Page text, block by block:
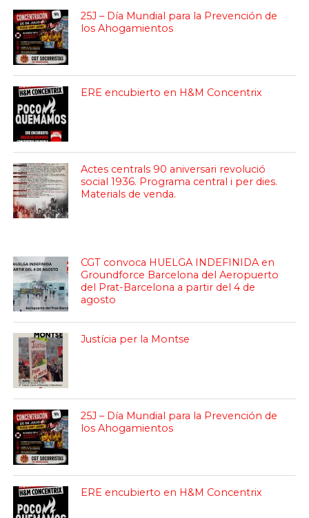
25J – Día Mundial para la Prevención de
los Ahogamientos
ERE encubierto en H&M Concentrix
Actes centrals 90 aniversari revolució
social 1936. Programa central i per dies.
Materials de venda.
CGT convoca HUELGA INDEFINIDA en
Groundforce Barcelona del Aeropuerto
del Prat-Barcelona a partir del 4 de
agosto
Justícia per la Montse
25J – Día Mundial para la Prevención de
los Ahogamientos
ERE encubierto en H&M Concentrix